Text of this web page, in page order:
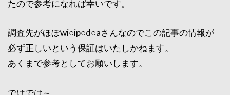
たので参考になれば幸いです。
調査先がほぼwi○ip○d○aさんなのでこの記事の情報が
必ず正しいという保証はいたしかねます。
あくまで参考としてお願いします。
ではでは～。